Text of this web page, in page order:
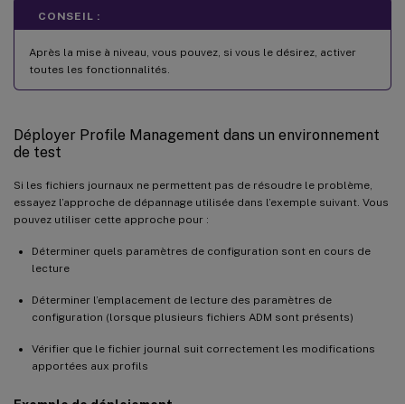
CONSEIL :
Après la mise à niveau, vous pouvez, si vous le désirez, activer
toutes les fonctionnalités.
Déployer Profile Management dans un environnement
de test
Si les fichiers journaux ne permettent pas de résoudre le problème,
essayez l’approche de dépannage utilisée dans l’exemple suivant. Vous
pouvez utiliser cette approche pour :
Déterminer quels paramètres de configuration sont en cours de
lecture
Déterminer l’emplacement de lecture des paramètres de
configuration (lorsque plusieurs fichiers ADM sont présents)
Vérifier que le fichier journal suit correctement les modifications
apportées aux profils